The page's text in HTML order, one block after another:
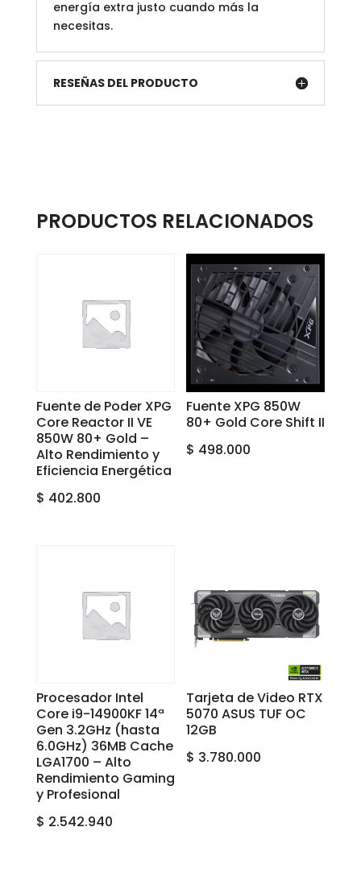
energía extra justo cuando más la
necesitas.
RESEÑAS DEL PRODUCTO
PRODUCTOS RELACIONADOS
Fuente de Poder XPG
Core Reactor II VE
850W 80+ Gold –
Alto Rendimiento y
Eficiencia Energética
$ 402.800
Fuente XPG 850W
80+ Gold Core Shift II
$ 498.000
Procesador Intel
Core i9-14900KF 14ª
Gen 3.2GHz (hasta
6.0GHz) 36MB Cache
LGA1700 – Alto
Rendimiento Gaming
y Profesional
$ 2.542.940
Tarjeta de Video RTX
5070 ASUS TUF OC
12GB
$ 3.780.000